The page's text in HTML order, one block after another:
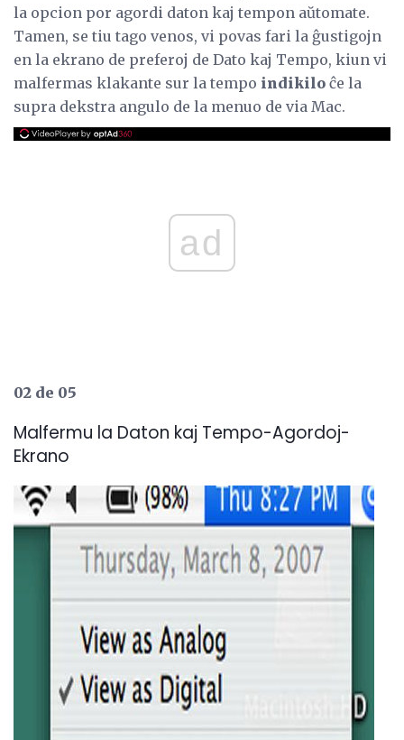
la opcion por agordi daton kaj tempon aŭtomate.
Tamen, se tiu tago venos, vi povas fari la ĝustigojn
en la ekrano de preferoj de Dato kaj Tempo, kiun vi
malfermas klakante sur la tempo indikilo ĉe la
supra dekstra angulo de la menuo de via Mac.
ad
02 de 05
Malfermu la Daton kaj Tempo-Agordoj-
Ekrano